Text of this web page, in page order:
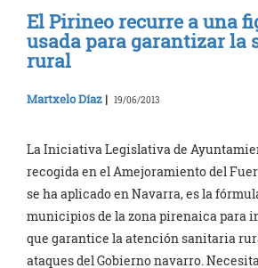
El Pirineo recurre a una
usada para garantizar la
rural
Martxelo Díaz | 19/06/2013
La Iniciativa Legislativa de
recogida en el Amejoramiento del
se ha aplicado en Navarra, es la
municipios de la zona pirenaica para
que garantice la atención sanitaria
ataques del Gobierno navarro.